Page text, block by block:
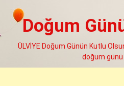
Doğum
ÜLVİYE Doğum Günün Kutlu
doğum